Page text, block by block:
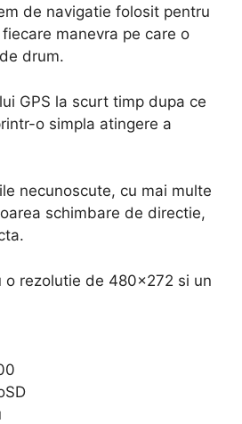
de navigatie folosit pentru
manevra pe care o
drum.
GPS la scurt timp dupa ce
o simpla atingere a
necunoscute, cu mai multe
schimbare de directie,
o rezolutie de 480×272 si un